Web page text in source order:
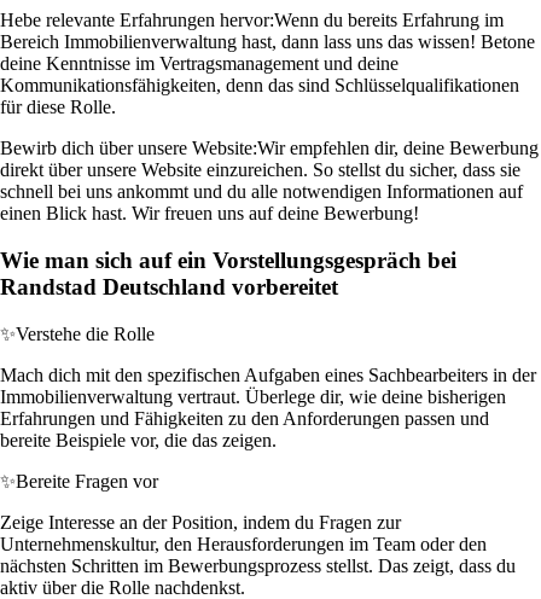
Hebe relevante Erfahrungen hervor:Wenn du bereits Erfahrung im
Bereich Immobilienverwaltung hast, dann lass uns das wissen! Betone
deine Kenntnisse im Vertragsmanagement und deine
Kommunikationsfähigkeiten, denn das sind Schlüsselqualifikationen
für diese Rolle.
Bewirb dich über unsere Website:Wir empfehlen dir, deine Bewerbung
direkt über unsere Website einzureichen. So stellst du sicher, dass sie
schnell bei uns ankommt und du alle notwendigen Informationen auf
einen Blick hast. Wir freuen uns auf deine Bewerbung!
Wie man sich auf ein Vorstellungsgespräch bei
Randstad Deutschland vorbereitet
✨Verstehe die Rolle
Mach dich mit den spezifischen Aufgaben eines Sachbearbeiters in der
Immobilienverwaltung vertraut. Überlege dir, wie deine bisherigen
Erfahrungen und Fähigkeiten zu den Anforderungen passen und
bereite Beispiele vor, die das zeigen.
✨Bereite Fragen vor
Zeige Interesse an der Position, indem du Fragen zur
Unternehmenskultur, den Herausforderungen im Team oder den
nächsten Schritten im Bewerbungsprozess stellst. Das zeigt, dass du
aktiv über die Rolle nachdenkst.